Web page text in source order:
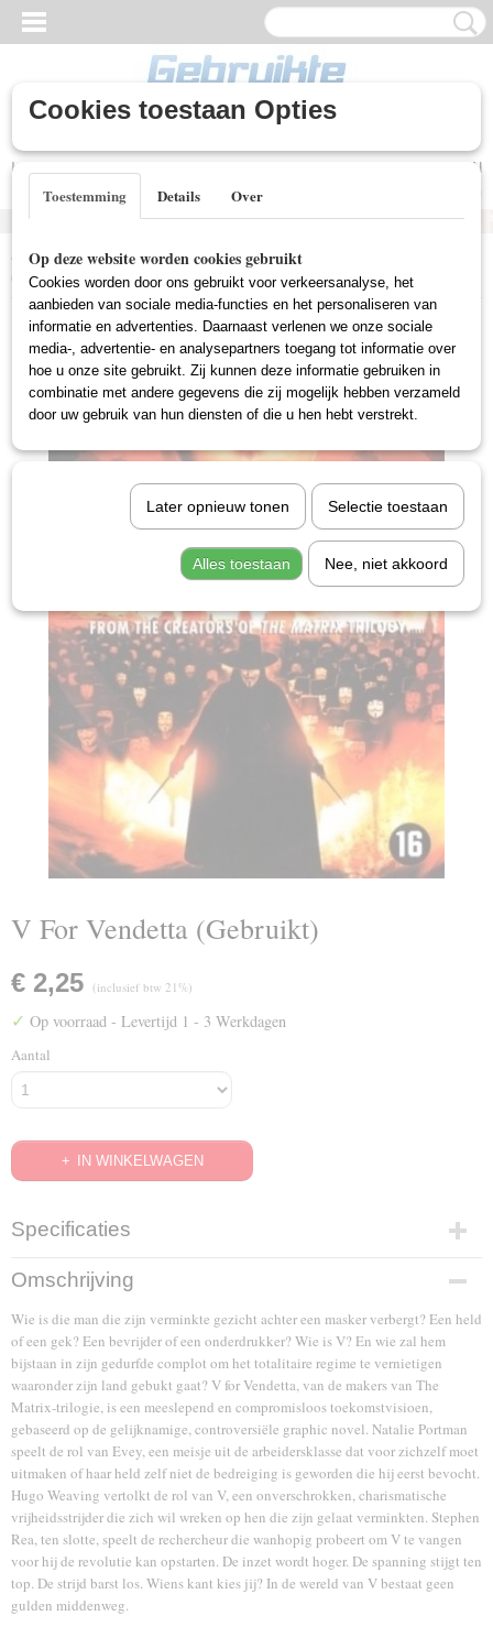
Inloggen
UW WINKELWAGEN
Home >Gebruikte DVD's>Actie DVD Gebruikt
(Gebruikt)
V For Vendetta (Gebruikt)
€ 2,25 (inclusief btw 21%)
✓ Op voorraad - Levertijd 1 - 3 Werkdagen
Aantal
IN WINKELWAGEN
Specificaties
EAN code
7321932736601
Omschrijving
Wie is die man die zijn verminkte gezicht achter een masker verbergt? Een held
of een gek? Een bevrijder of een onderdrukker? Wie is V? En wie zal hem
bijstaan in zijn gedurfde complot om het totalitaire regime te vernietigen
waaronder zijn land gebukt gaat? V for Vendetta, van de makers van The
Matrix-trilogie, is een meeslepend en compromisloos toekomstvisioen,
gebaseerd op de gelijknamige, controversiële graphic novel. Natalie Portman
speelt de rol van Evey, een meisje uit de arbeidersklasse dat voor zichzelf moet
uitmaken of haar held zelf niet de bedreiging is geworden die hij eerst bevocht.
Hugo Weaving vertolkt de rol van V, een onverschrokken, charismatische
vrijheidsstrijder die zich wil wreken op hen die zijn gelaat verminkten. Stephen
Rea, ten slotte, speelt de rechercheur die wanhopig probeert om V te vangen
voor hij de revolutie kan opstarten. De inzet wordt hoger. De spanning stijgt ten
top. De strijd barst los. Wiens kant kies jij? In de wereld van V bestaat geen
gulden middenweg.
Cookies toestaan Opties
Toestemming Details Over
Op deze website worden cookies gebruikt
Cookies worden door ons gebruikt voor verkeersanalyse, het
aanbieden van sociale media-functies en het personaliseren van
informatie en advertenties. Daarnaast verlenen we onze sociale
media-, advertentie- en analysepartners toegang tot informatie over
hoe u onze site gebruikt. Zij kunnen deze informatie gebruiken in
combinatie met andere gegevens die zij mogelijk hebben verzameld
door uw gebruik van hun diensten of die u hen hebt verstrekt.
Later opnieuw tonen Selectie toestaan
Alles toestaan Nee, niet akkoord